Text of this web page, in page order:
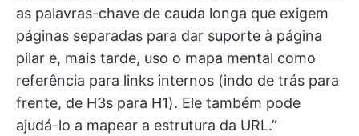
as palavras-chave de cauda longa que exigem
páginas separadas para dar suporte à página
pilar e, mais tarde, uso o mapa mental como
referência para links internos (indo de trás para
frente, de H3s para H1). Ele também pode
ajudá-lo a mapear a estrutura da URL.”